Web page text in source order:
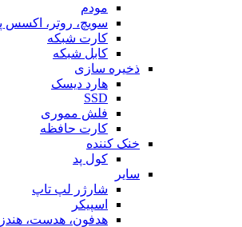
مودم
سویچ، روتر، اکسس
کارت شبکه
کابل شبکه
ذخیره سازی
هارد دیسک
SSD
فلش مموری
کارت حافظه
خنک کننده
کول پد
سایر
شارژر لپ تاپ
اسپیکر
هدفون، هدست،